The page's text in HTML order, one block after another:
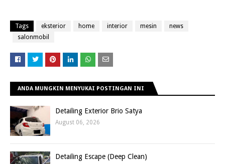
Tags eksterior home interior mesin
news
salonmobil
ANDA MUNGKIN MENYUKAI POSTINGAN INI
Detailing Exterior Brio Satya
August 06, 2026
Detailing Escape (Deep Clean)